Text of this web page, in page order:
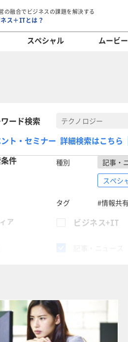
の融合でビジネスの課題を解決する
ス＋ITとは？
スペシャル ムービー
ード検索
ト・セミナー 詳細検索はこちら
件
種別
記事・
スペシ
タグ
#情報共有
ア
ビジネス+IT